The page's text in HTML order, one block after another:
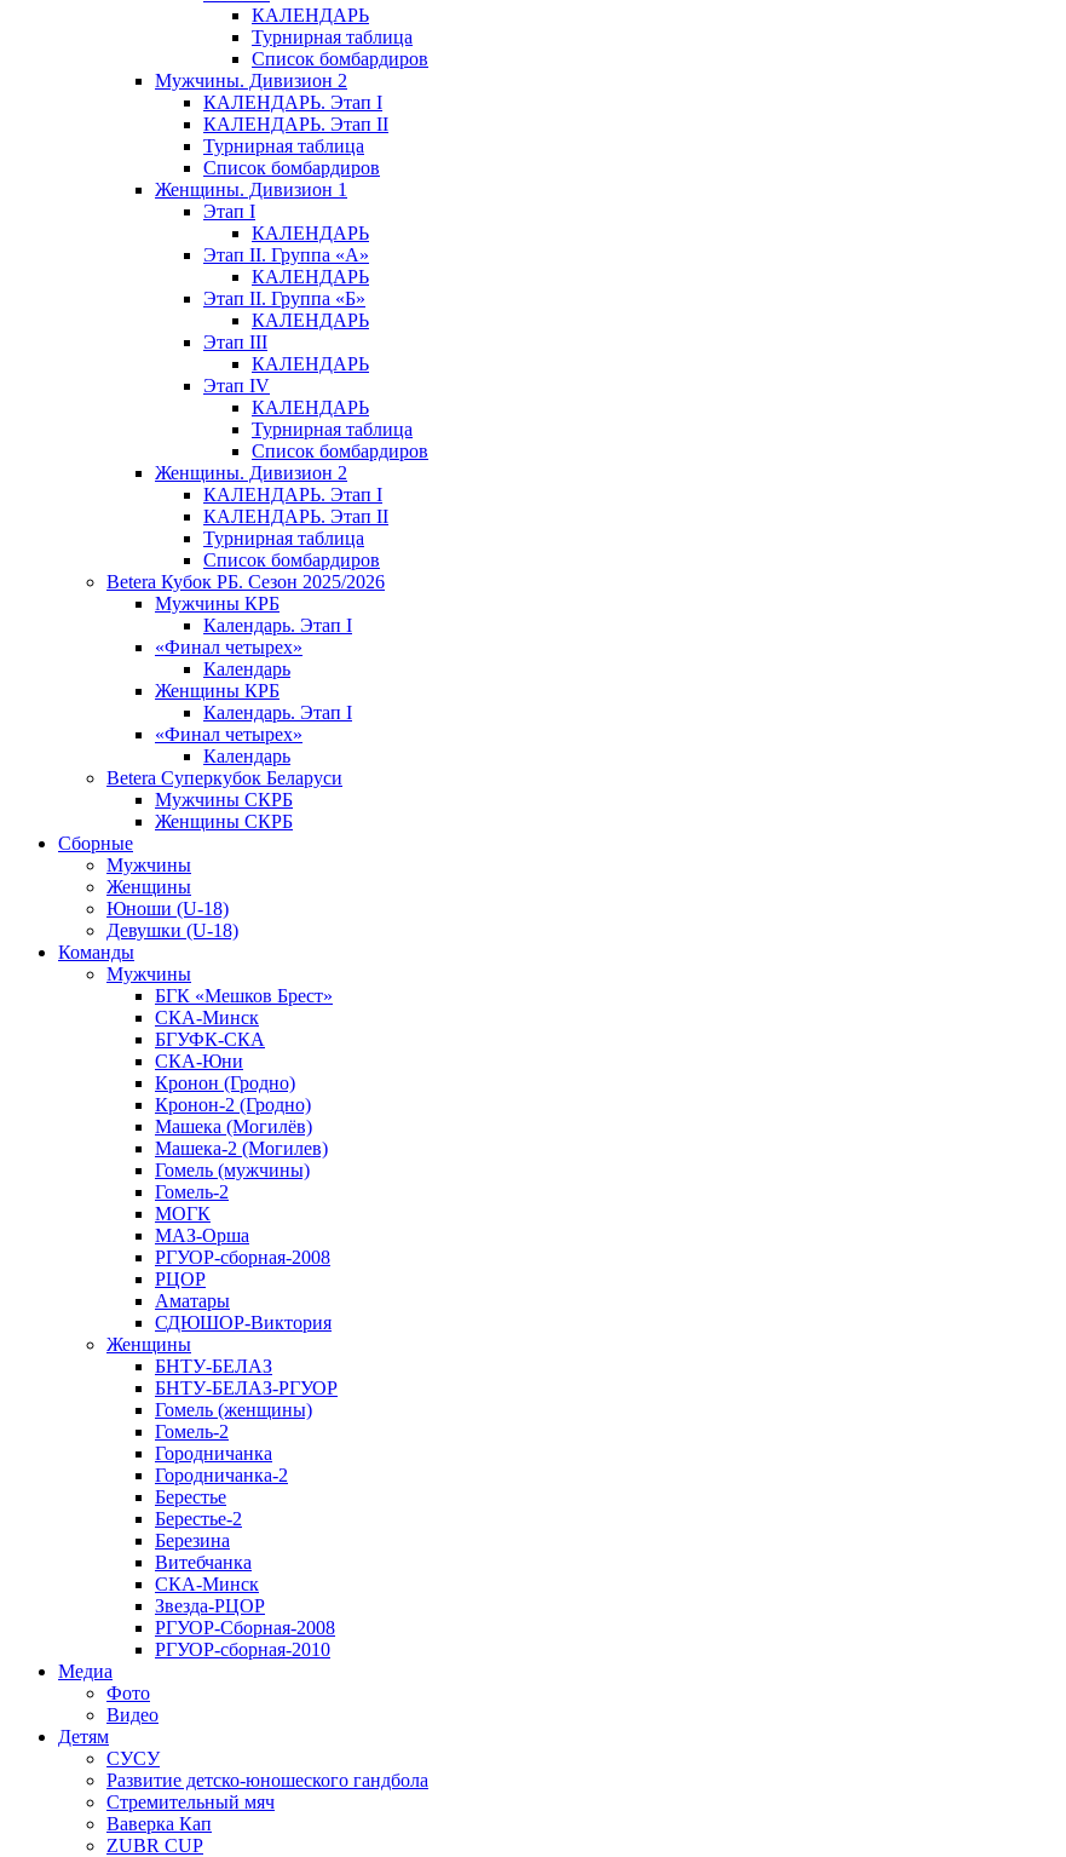
КАЛЕНДАРЬ
Турнирная таблица
Список бомбардиров
Мужчины. Дивизион 2
КАЛЕНДАРЬ. Этап I
КАЛЕНДАРЬ. Этап II
Турнирная таблица
Список бомбардиров
Женщины. Дивизион 1
Этап I
КАЛЕНДАРЬ
Этап II. Группа «А»
КАЛЕНДАРЬ
Этап II. Группа «Б»
КАЛЕНДАРЬ
Этап III
КАЛЕНДАРЬ
Этап IV
КАЛЕНДАРЬ
Турнирная таблица
Список бомбардиров
Женщины. Дивизион 2
КАЛЕНДАРЬ. Этап I
КАЛЕНДАРЬ. Этап II
Турнирная таблица
Список бомбардиров
Betera Кубок РБ. Сезон 2025/2026
Мужчины КРБ
Календарь. Этап I
«Финал четырех»
Календарь
Женщины КРБ
Календарь. Этап I
«Финал четырех»
Календарь
Betera Суперкубок Беларуси
Мужчины СКРБ
Женщины СКРБ
Сборные
Мужчины
Женщины
Юноши (U-18)
Девушки (U-18)
Команды
Мужчины
БГК «Мешков Брест»
СКА-Минск
БГУФК-СКА
СКА-Юни
Кронон (Гродно)
Кронон-2 (Гродно)
Машека (Могилёв)
Машека-2 (Могилев)
Гомель (мужчины)
Гомель-2
МОГК
МАЗ-Орша
РГУОР-сборная-2008
РЦОР
Аматары
СДЮШОР-Виктория
Женщины
БНТУ-БЕЛАЗ
БНТУ-БЕЛАЗ-РГУОР
Гомель (женщины)
Гомель-2
Городничанка
Городничанка-2
Берестье
Берестье-2
Березина
Витебчанка
СКА-Минск
Звезда-РЦОР
РГУОР-Сборная-2008
РГУОР-сборная-2010
Медиа
Фото
Видео
Детям
СУСУ
Развитие детско-юношеского гандбола
Стремительный мяч
Ваверка Кап
ZUBR CUP